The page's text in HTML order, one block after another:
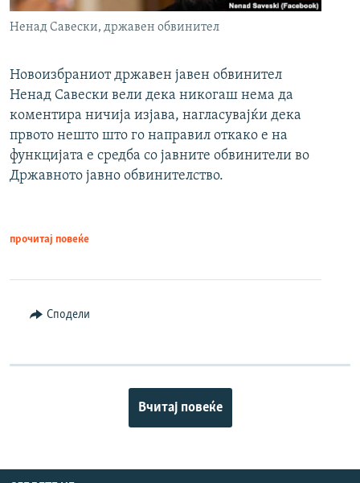
Ненад Савески, државен обвинител
Новоизбраниот државен јавен обвинител
Ненад Савески вели дека никогаш нема да
коментира ничија изјава, нагласувајќи дека
првото нешто што го направил откако е на
функцијата е средба со јавните обвинители во
Државното јавно обвинителство.
прочитај повеќе
Сподели
Вчитај повеќе